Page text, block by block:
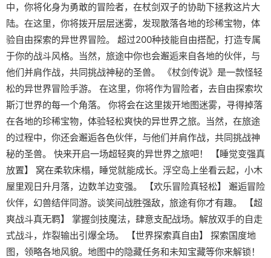
中，你将化身为勇敢的冒险者，在杖剑双子的协助下拯救这片大
陆。在这里，你将拨开层层迷雾，发现散落各地的珍稀宝物，体
验自由探索的异世界冒险。 超过200种技能自由搭配，打造专属
于你的战斗风格。当然，旅途中你也会邂逅来自各地的伙伴，与
他们并肩作战，共同挑战神秘的圣兽。 《杖剑传说》是一款怪轻
松的异世界冒险手游。 在这里，你将作为冒险者，去自由探索坎
斯汀世界的每一个角落。 你将会在这里拨开地图迷雾，寻得掉落
在各地的珍稀宝物，体验轻松爽快的异世界之旅。当然，在旅途
的过程中，你还会邂逅各色伙伴，与他们并肩作战，共同挑战神
秘的圣兽。 快来开启一场超轻爽的异世界之旅吧！ 【睡觉变强真
放置】 窝在柔软床榻，睡觉就能成长。浮空岛上坐看云起，小木
屋里观日升月落，边数羊边变强。 【欢乐冒险真轻松】 邂逅冒险
伙伴，幻兽结伴同游。谈笑间战胜强敌，旅途有你才有趣。 【超
爽战斗真无羁】 掌握剑技魔法，肆意支配战场。解放双手的自走
式战斗，炸裂输出引爆全场。 【世界探索真自由】 探索国度地
图，领略各地风貌。地图中的隐藏任务和未知宝藏等你来解锁！